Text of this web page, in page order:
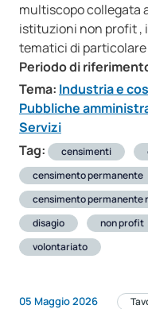
multiscopo collegata
istituzioni non profit ,
tematici di
Periodo di
Tema: Industria e
Pubbliche
Servizi
Tag:
censimenti
censimento permanente
censimento permanente
disagio
non profit
volontariato
05 Maggio 2026